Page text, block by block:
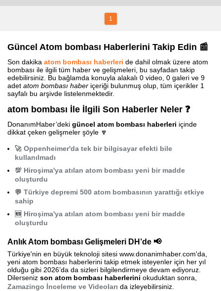
1
Güncel Atom bombası Haberlerini Takip Edin 📰
Son dakika atom bombası haberleri de dahil olmak üzere atom
bombası ile ilgili tüm haber ve gelişmeleri, bu sayfadan takip
edebilirsiniz. Bu bağlamda konuyla alakalı 0 video, 0 galeri ve 9
adet atom bombası haber içeriği bulunmuş olup, tüm içerikler 1
sayfalı bu arşivde listelenmektedir.
atom bombası İle İlgili Son Haberler Neler ❓
DonanımHaber’deki güncel atom bombası haberleri içinde
dikkat çeken gelişmeler şöyle 🔽
🚀 Oppenheimer'da tek bir bilgisayar efekti bile
kullanılmadı
💯 Hiroşima'ya atılan atom bombası yeni bir madde
oluşturdu
💬 Türkiye depremi 500 atom bombasının yarattığı etkiye
sahip
🆕 Hiroşima'ya atılan atom bombası yeni bir madde
oluşturdu
Anlık Atom bombası Gelişmeleri DH’de 📢
Türkiye'nin en büyük teknoloji sitesi www.donanimhaber.com'da,
yeni atom bombası haberlerini takip etmek isteyenler için her yıl
olduğu gibi 2026’da da sizleri bilgilendirmeye devam ediyoruz.
Dilerseniz son atom bombası haberlerini okuduktan sonra,
Zamazingo İnceleme ve Videoları da izleyebilirsiniz.